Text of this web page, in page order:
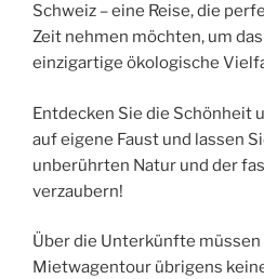
Schweiz – eine Reise, die
Zeit nehmen möchten, um
einzigartige ökologische
Entdecken Sie die Schönheit
auf eigene Faust und lassen
unberührten Natur und der
verzaubern!
Über die Unterkünfte
Mietwagentour übrigens